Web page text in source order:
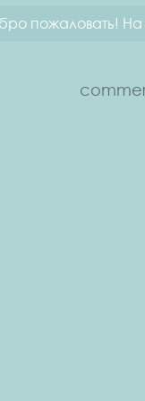
пожаловать! На